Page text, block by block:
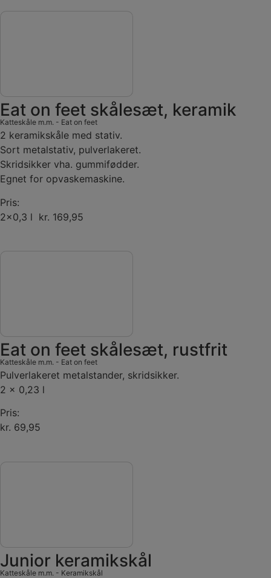
Eat on feet skålesæt, keramik
Katteskåle m.m. - Eat on feet
2 keramikskåle med stativ.
Sort metalstativ, pulverlakeret.
Skridsikker vha. gummifødder.
Egnet for opvaskemaskine.
Pris:
2×0,3 l kr. 169,95
Eat on feet skålesæt, rustfrit
Katteskåle m.m. - Eat on feet
Pulverlakeret metalstander, skridsikker.
2 x 0,23 l
Pris:
kr. 69,95
Junior keramikskål
Katteskåle m.m. - Keramikskål